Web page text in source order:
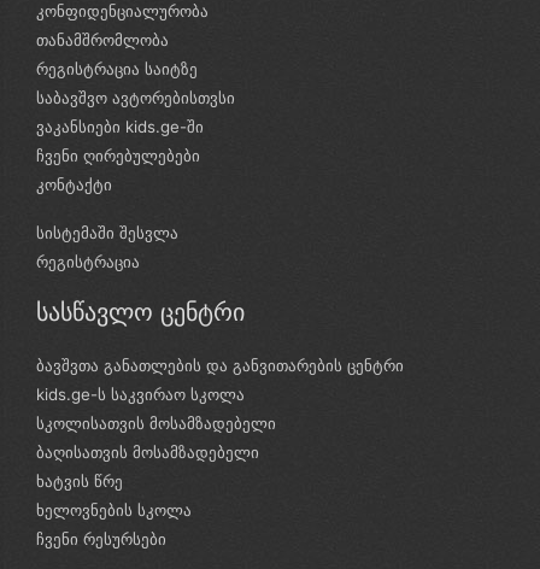
კონფიდენციალურობა
თანამშრომლობა
რეგისტრაცია საიტზე
საბავშვო ავტორებისთვსი
ვაკანსიები kids.ge-ში
ჩვენი ღირებულებები
კონტაქტი
სისტემაში შესვლა
რეგისტრაცია
სასწავლო ცენტრი
ბავშვთა განათლების და განვითარების ცენტრი
kids.ge-ს საკვირაო სკოლა
სკოლისათვის მოსამზადებელი
ბაღისათვის მოსამზადებელი
ხატვის წრე
ხელოვნების სკოლა
ჩვენი რესურსები